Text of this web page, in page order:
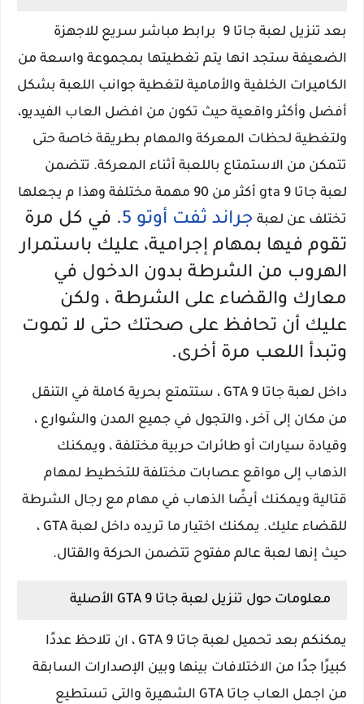
بعد تنزيل لعبة جاتا 9 برابط مباشر سريع للاجهزة
الضعيفة ستجد انها يتم تغطيتها بمجموعة واسعة من
الكاميرات الخلفية والأمامية لتغطية جوانب اللعبة بشكل
أفضل وأكثر واقعية حيث تكون من افضل العاب الفيديو،
ولتغطية لحظات المعركة والمهام بطريقة خاصة حتى
تتمكن من الاستمتاع باللعبة أثناء المعركة. تتضمن
لعبة جاتا gta 9 أكثر من 90 مهمة مختلفة وهذا م يجعلها
تختلف عن لعبة جراند ثفت أوتو 5
. في كل مرة
تقوم فيها بمهام إجرامية، عليك باستمرار
الهروب من الشرطة بدون الدخول في
معارك والقضاء على الشرطة ، ولكن
عليك أن تحافظ على صحتك حتى لا تموت
وتبدأ اللعب مرة أخرى.
داخل لعبة جاتا GTA 9 ، ستتمتع بحرية كاملة في التنقل
من مكان إلى آخر ، والتجول في جميع المدن والشوارع ،
وقيادة سيارات أو طائرات حربية مختلفة ، ويمكنك
الذهاب إلى مواقع عصابات مختلفة للتخطيط لمهام
قتالية ويمكنك أيضًا الذهاب في مهام مع رجال الشرطة
للقضاء عليك. يمكنك اختيار ما تريده داخل لعبة GTA ،
حيث إنها لعبة عالم مفتوح تتضمن الحركة والقتال.
معلومات حول تنزيل لعبة جاتا GTA 9 الأصلية
يمكنكم بعد تحميل لعبة جاتا GTA 9 ، ان تلاحظ عددًا
كبيرًا جدًا من الاختلافات بينها وبين الإصدارات السابقة
من اجمل العاب جاتا GTA الشهيرة والتى تستطيع